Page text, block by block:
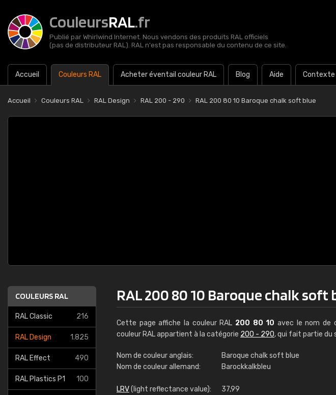
CouleursRAL.fr
Publié par Whirlwind Internet. Nous vendons des produits RAL officiels
(pas de distributeur RAL). RAL n'est pas responsable du contenu de ce site.
Accueil Couleurs RAL Acheter éventail couleur RAL Blog Aide Contexte
Accueil Couleurs RAL RAL Design RAL 200 - 290 RAL 200 80 10 Baroque chalk soft blue
COULEURS RAL
RAL Classic 216
RAL Design 1.825
RAL Effect 490
RAL Plastics P1 100
RAL 200 80 10 Baroque chalk soft
Cette page affiche la couleur RAL 200 80 10 avec le nom de
couleur RAL appartient à la catégorie 200 - 290, qui fait partie du
Nom de couleur anglais:
Baroque chalk soft blue
Nom de couleur allemand:
Barockkalkbleu
LRV(light reflectance value): 37,99